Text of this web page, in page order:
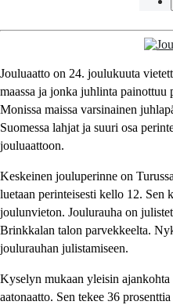
Jouluaatto on 24. joulukuuta
maassa ja jonka juhlinta painottuu
Monissa maissa varsinainen
Suomessa lahjat ja suuri osa
jouluaattoon.
Keskeinen jouluperinne on
luetaan perinteisesti kello 12. Sen
joulunvieton. Joulurauha on
Brinkkalan talon parvekkeelta.
joulurauhan julistamiseen.
Kyselyn mukaan yleisin
aatonaatto. Sen tekee 36